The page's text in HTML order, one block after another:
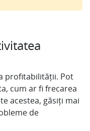
profitabilității. Pot
cum ar fi frecarea
acestea, găsiți mai
de